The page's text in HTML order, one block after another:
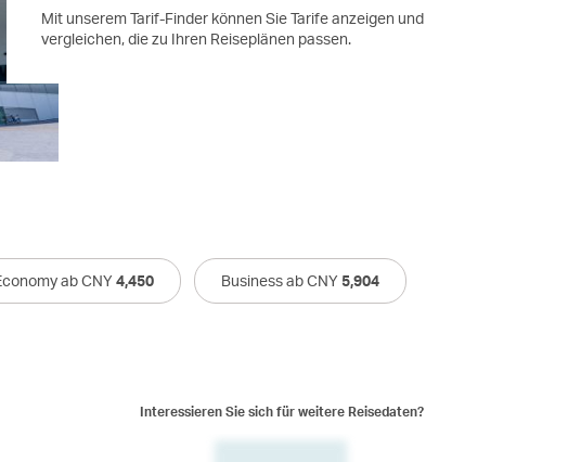
Mit unserem Tarif-Finder können Sie Tarife anzeigen und
vergleichen, die zu Ihren Reiseplänen passen.
ab CNY 4,450 Business ab CNY 5,904
Interessieren Sie sich für weitere Reisedaten?